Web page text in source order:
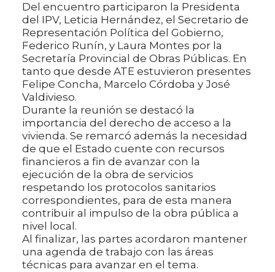
Del encuentro participaron la Presidenta
del IPV, Leticia Hernández, el Secretario de
Representación Política del Gobierno,
Federico Runín, y Laura Montes por la
Secretaría Provincial de Obras Públicas. En
tanto que desde ATE estuvieron presentes
Felipe Concha, Marcelo Córdoba y José
Valdivieso.
Durante la reunión se destacó la
importancia del derecho de acceso a la
vivienda. Se remarcó además la necesidad
de que el Estado cuente con recursos
financieros a fin de avanzar con la
ejecución de la obra de servicios
respetando los protocolos sanitarios
correspondientes, para de esta manera
contribuir al impulso de la obra pública a
nivel local.
Al finalizar, las partes acordaron mantener
una agenda de trabajo con las áreas
técnicas para avanzar en el tema.